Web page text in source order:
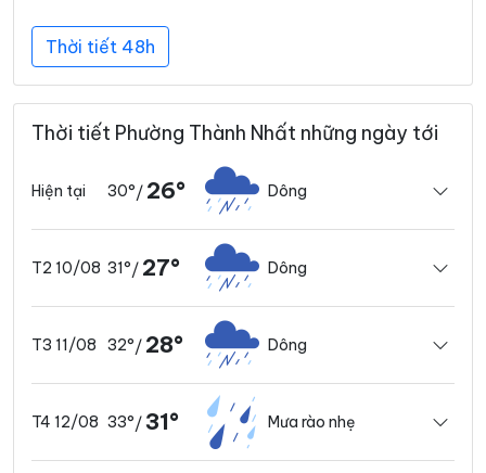
Thời tiết 48h
Thời tiết Phường Thành Nhất những ngày tới
Hiện tại 30°/ 26° Dông
T2 10/08 31°/ 27° Dông
T3 11/08 32°/ 28° Dông
T4 12/08 33°/ 31° Mưa rào nhẹ